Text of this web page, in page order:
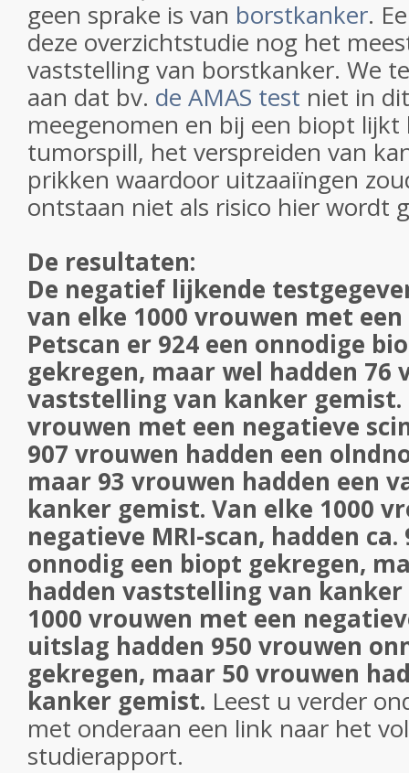
geen sprake is van borstkanker.
deze overzichtstudie nog het
vaststelling van borstkanker. We
aan dat bv. de AMAS test niet in
meegenomen en bij een biopt lijkt
tumorspill, het verspreiden van
prikken waardoor uitzaaiïngen
ontstaan niet als risico hier wordt
De resultaten:
De negatief lijkende
van elke 1000 vrouwen met
Petscan er 924 een onnodige
gekregen, maar wel hadden 76
vaststelling van kanker gemist.
vrouwen met een negatieve
907 vrouwen hadden een
maar 93 vrouwen hadden een
kanker gemist. Van elke 1000
negatieve MRI-scan, hadden
onnodig een biopt gekregen,
hadden vaststelling van
1000 vrouwen met een
uitslag hadden 950 vrouwen
gekregen, maar 50 vrouwen
kanker gemist. Leest u verder
met onderaan een link naar het
studierapport.